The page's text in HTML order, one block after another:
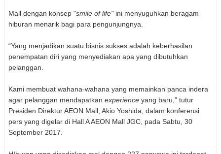
Mall dengan konsep "smile of life" ini menyuguhkan beragam
hiburan menarik bagi para pengunjungnya.
“Yang menjadikan suatu bisnis sukses adalah keberhasilan
penempatan diri yang menyediakan apa yang dibutuhkan
pelanggan.
Kami membuat wahana-wahana yang memainkan panca indera
agar pelanggan mendapatkan experience yang baru,” tutur
Presiden Direktur AEON Mall, Akio Yoshida, dalam konferensi
pers yang digelar di Hall A AEON Mall JGC, pada Sabtu, 30
September 2017.